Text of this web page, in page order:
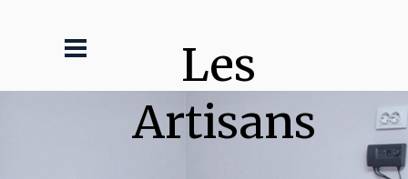
Les
Artisans